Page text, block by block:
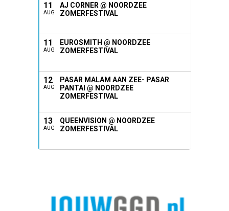
11
AUG
AJ CORNER @ NOORDZEE
ZOMERFESTIVAL
11
AUG
EUROSMITH @ NOORDZEE
ZOMERFESTIVAL
12
AUG
PASAR MALAM AAN ZEE- PASAR
PANTAI @ NOORDZEE
ZOMERFESTIVAL
13
AUG
QUEENVISION @ NOORDZEE
ZOMERFESTIVAL